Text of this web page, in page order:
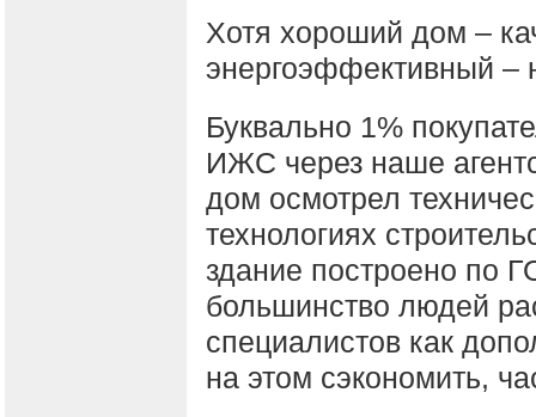
Хотя хороший дом –
энергоэффективный –
Буквально 1%
ИЖС через наше
дом осмотрел
технологиях
здание построено по
большинство людей
специалистов как
на этом сэкономить,